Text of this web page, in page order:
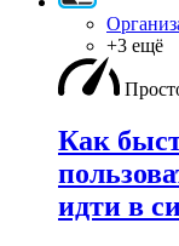
+3 ещё
Как
идти в